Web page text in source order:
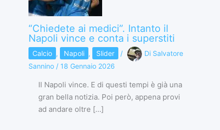
“Chiedete ai medici”. Intanto il
Napoli vince e conta i superstiti
Calcio , Napoli , Slider / Di Salvatore
Sannino / 18 Gennaio 2026
Il Napoli vince. E di questi tempi è già una
gran bella notizia. Poi però, appena provi
ad andare oltre […]